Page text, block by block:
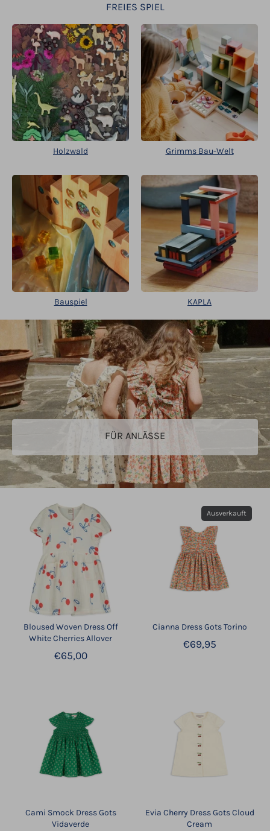
FREIES SPIEL
Holzwald Grimms Bau-Welt
Bauspiel KAPLA
FÜR ANLÄSSE
Bloused Woven Dress Off
White Cherries Allover
€65,00
Cianna Dress Gots Torino
€69,95
Ausverkauft
Cami Smock Dress Gots
Vidaverde
Evia Cherry Dress Gots Cloud
Cream